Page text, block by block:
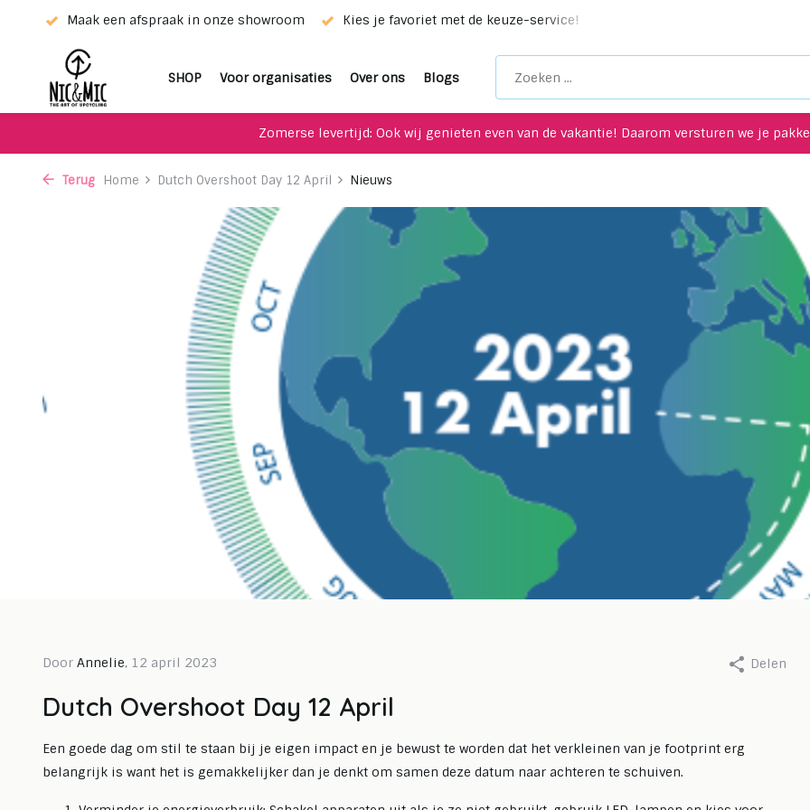
afspraak in onze showroom Kies je favoriet met de keuze-service! Unieke upcycling items voor je interieur!
SHOP Voor organisaties Over ons Blogs
Zomerse levertijd: Ook wij genieten even van de vakantie! Daarom versturen we je
Terug Home Dutch Overshoot Day 12 April Nieuws
Door Annelie, 12 april 2023 Delen
Dutch Overshoot Day 12 April
Een goede dag om stil te staan bij je eigen impact en je bewust te worden dat het verkleinen van je footprint erg
belangrijk is want het is gemakkelijker dan je denkt om samen deze datum naar achteren te schuiven.
Van frustratie bij de
milieustraat tot de
meest impactvolle
zitzak
Tussen Andes en
ateliers: een week vol
makers, missies en
mogelijkheden
met herstellen:
kracht van netto